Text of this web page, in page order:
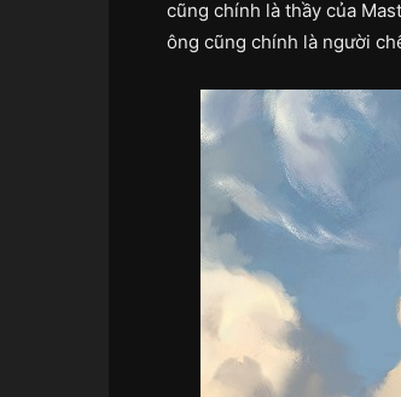
cũng chính là thầy của
ông cũng chính là người